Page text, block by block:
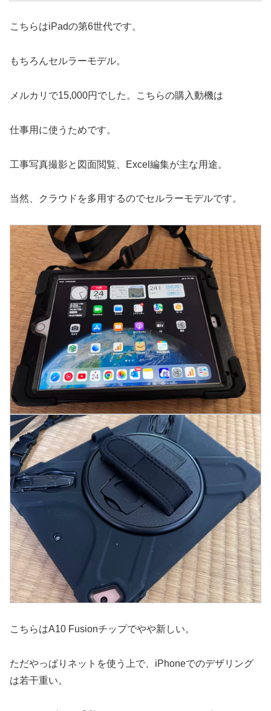
こちらはiPadの第6世代です。
もちろんセルラーモデル。
メルカリで15,000円でした。こちらの購入動機は
仕事用に使うためです。
工事写真撮影と図面閲覧、Excel編集が主な用途。
当然、クラウドを多用するのでセルラーモデルです。
こちらはA10 Fusionチップでやや新しい。
ただやっぱりネットを使う上で、iPhoneでのデザリング
は若干重い。